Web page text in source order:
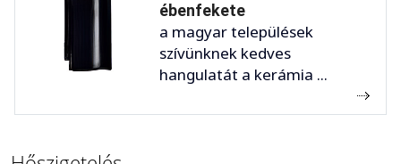
ébenfekete
a magyar települések
szívünknek kedves
hangulatát a kerámia ...